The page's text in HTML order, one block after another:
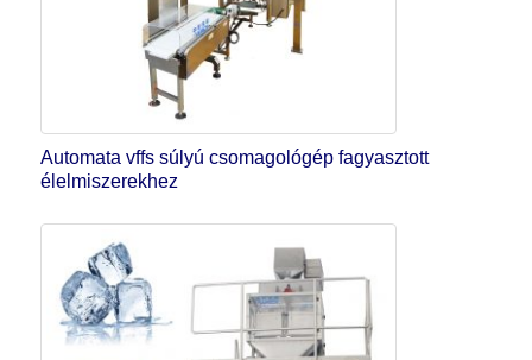
Automata vffs súlyú csomagológép fagyasztott
élelmiszerekhez